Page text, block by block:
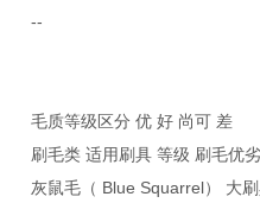
--
毛质等级区分 优 好 尚可 差
刷毛类 适用刷具 等级 刷毛优
灰鼠毛（ Blue Squarrel） 大刷